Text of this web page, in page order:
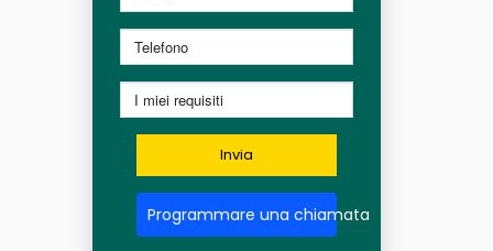
Invia
Programmare una chiamata